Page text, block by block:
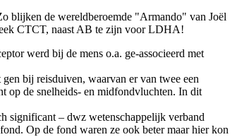
blijken de wereldberoemde "Armando" van Joël
CTCT, naast AB te zijn voor LDHA!
werd bij de mens o.a. ge-associeerd met
bij reisduiven, waarvan er van twee een
op de snelheids- en midfondvluchten. In dit
significant – dwz wetenschappelijk verband
Op de fond waren ze ook beter maar hier kon